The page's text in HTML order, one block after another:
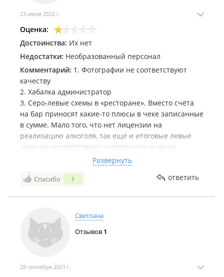
23 июля 2022 г.
Оценка:
Достоинства: Их нет
Недостатки: Необразованный персонал
Комментарий: 1. Фотографии не соответствуют
качеству
2. Хабалка администратор
3. Серо-левые схемы в «ресторане». Вместо счёта
на бар приносят какие-то плюсы в чеке записанные
в сумме. Мало того, что нет лицензии на
реализацию алкоголя, так ещё и итоговые левые
цены не соответствуют заявленному в меню.
Вместо решения конфликтов, персонал начинает
хамить и вести неадекватные разговоры в стиле «ну
вы понимаете, я не могу уменьшить цену».
Развернуть
Спасибо 1 ответить
Светлана
Отзывов 1
29 сентября 2021 г.